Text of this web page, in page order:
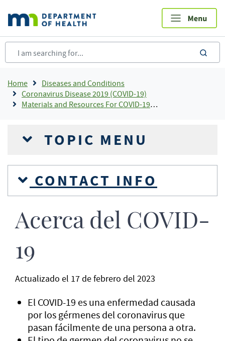
main
content
Breadcrumb
Home
Diseases and Conditions
Coronavirus Disease 2019 (COVID-19)
Materials and Resources For COVID-19 Response
TOPIC MENU
CONTACT INFO
Acerca del COVID-
19
Actualizado el 17 de febrero del 2023
El COVID-19 es una enfermedad causada
por los gérmenes del coronavirus que
pasan fácilmente de una persona a otra.